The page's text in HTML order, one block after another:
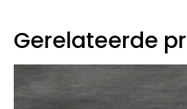
Gerelateerde